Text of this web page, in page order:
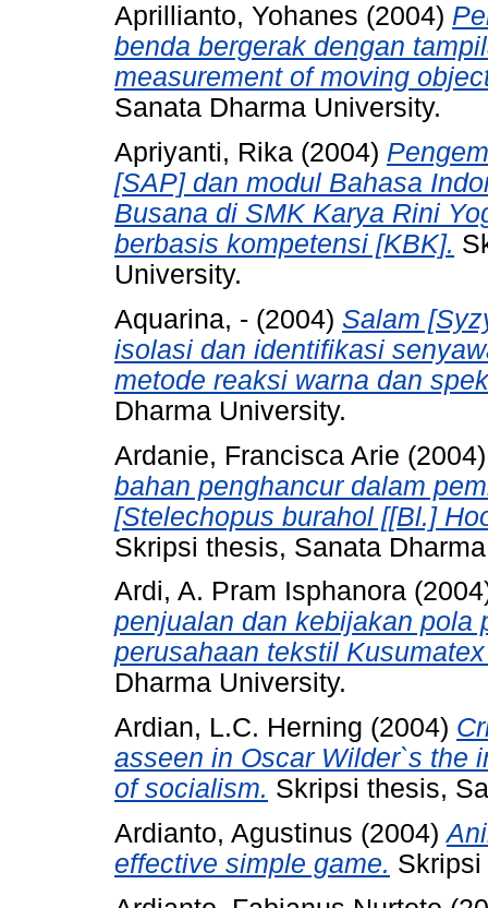
Aprillianto, Yohanes (2004)
benda bergerak dengan
measurement of moving
Sanata Dharma University.
Apriyanti, Rika (2004)
[SAP] dan modul Bahasa
Busana di SMK Karya Rini
berbasis kompetensi [KBK].
University.
Aquarina, - (2004) Salam
isolasi dan identifikasi
metode reaksi warna dan
Dharma University.
Ardanie, Francisca Arie
bahan penghancur dalam
[Stelechopus burahol [[Bl.]
Skripsi thesis, Sanata
Ardi, A. Pram Isphanora
penjualan dan kebijakan pola
perusahaan tekstil
Dharma University.
Ardian, L.C. Herning (2004)
asseen in Oscar Wilder`s the
of socialism. Skripsi thesis,
Ardianto, Agustinus (2004)
effective simple game. Skripsi